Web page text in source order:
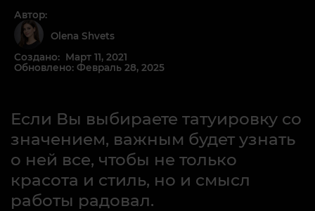
Автор:
Olena Shvets
Создано: Март 11, 2021
Обновлено: Февраль 28, 2025
Если Вы выбираете татуировку со
значением, важным будет узнать
о ней все, чтобы не только
красота и стиль, но и смысл
работы радовал.